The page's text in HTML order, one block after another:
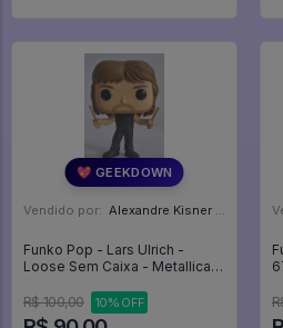
💖 GEEKDOWN
Vendido por: Alexandre Kisner - PR
Funko Pop - Lars Ulrich -
Loose Sem Caixa - Metallica
R$ 100,00
10% OFF